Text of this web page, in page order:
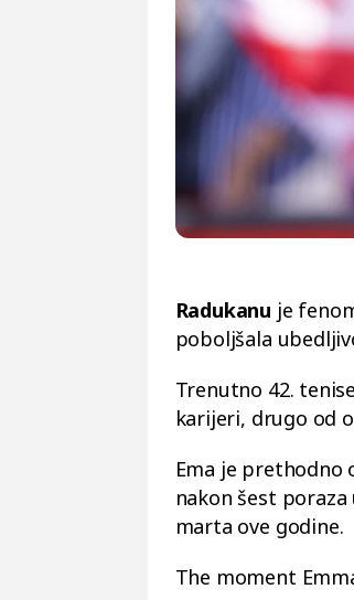
Radukanu je
poboljšala
Trenutno 42.
karijeri, drugo od
Ema je prethodno
nakon šest
marta ove godine.
The moment